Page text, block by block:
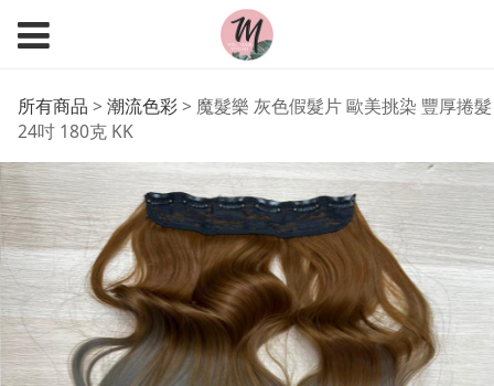
魔髮樂 灰色假髮片 歐美
挑染 豐厚捲髮 24吋 180
克 KK
所有商品 > 潮流色彩> 魔髮樂 灰色假髮片 歐美挑染 豐厚捲髮
24吋 180克 KK